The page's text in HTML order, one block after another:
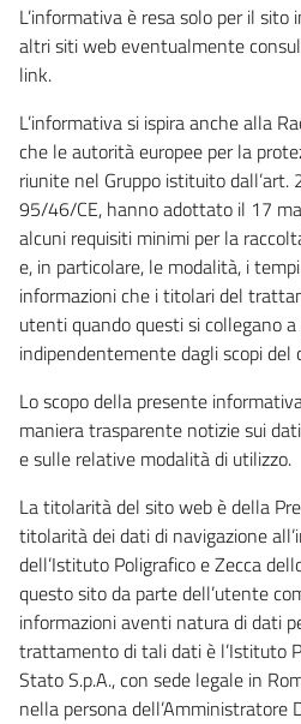
L’informativa è resa solo per il
altri siti web eventualmente
link.
L’informativa si ispira anche alla
che le autorità europee per la
riunite nel Gruppo istituito
95/46/CE, hanno adottato il 17
alcuni requisiti minimi per la
e, in particolare, le modalità, i
informazioni che i titolari del
utenti quando questi si collegano
indipendentemente dagli scopi del
Lo scopo della presente
maniera trasparente notizie sui
e sulle relative modalità di utilizzo.
La titolarità del sito web è della
titolarità dei dati di navigazione
dell’Istituto Poligrafico e Zecca
questo sito da parte dell’utente
informazioni aventi natura di dati
trattamento di tali dati è l’Istituto
Stato S.p.A., con sede legale in
nella persona dell’Amministratore